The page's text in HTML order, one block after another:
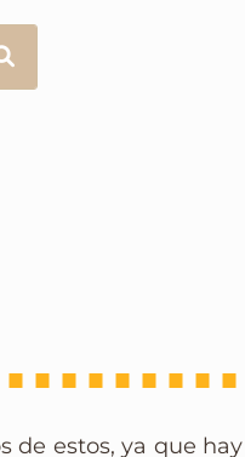
de estos, ya que